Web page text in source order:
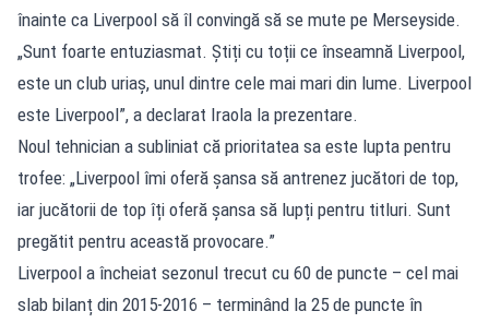
înainte ca Liverpool să îl convingă să se mute pe Merseyside.
„Sunt foarte entuziasmat. Știți cu toții ce înseamnă Liverpool,
este un club uriaș, unul dintre cele mai mari din lume. Liverpool
este Liverpool”, a declarat Iraola la prezentare.
Noul tehnician a subliniat că prioritatea sa este lupta pentru
trofee: „Liverpool îmi oferă șansa să antrenez jucători de top,
iar jucătorii de top îți oferă șansa să lupți pentru titluri. Sunt
pregătit pentru această provocare.”
Liverpool a încheiat sezonul trecut cu 60 de puncte – cel mai
slab bilanț din 2015-2016 – terminând la 25 de puncte în